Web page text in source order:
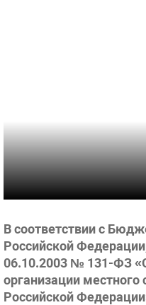
В соответствии с
Российской
06.10.2003 № 131-ФЗ
организации местного
Российской